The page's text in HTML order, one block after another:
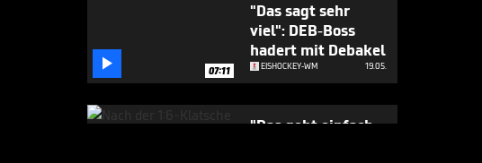
 07:11
"Das sagt sehr
viel": DEB-Boss
hadert mit Debakel
EISHOCKEY-WM 19.05.
"Das geht einfach